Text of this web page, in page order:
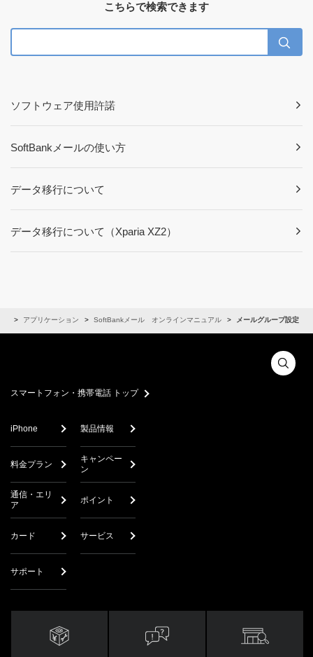
こちらで検索できます
ソフトウェア使用許諾
SoftBankメールの使い方
データ移行について
データ移行について（Xparia XZ2）
アプリケーション SoftBankメール オンラインマニュアル メールグループ設定
スマートフォン・携帯電話 トップ
iPhone 製品情報
料金プラン
キャンペー
ン
通信・エリ
ア
ポイント
カード サービス
サポート